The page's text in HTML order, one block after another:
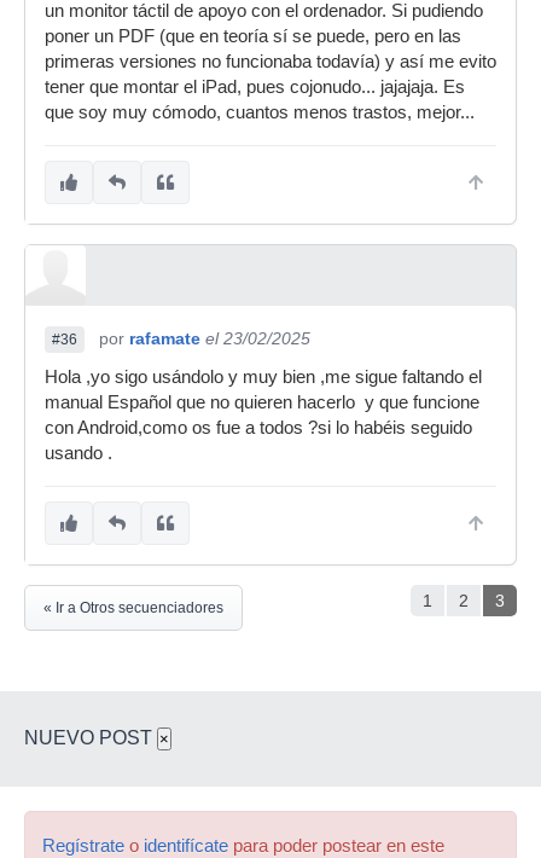
un monitor táctil de apoyo con el ordenador. Si pudiendo
poner un PDF (que en teoría sí se puede, pero en las
primeras versiones no funcionaba todavía) y así me evito
tener que montar el iPad, pues cojonudo... jajajaja. Es
que soy muy cómodo, cuantos menos trastos, mejor...
#36 por rafamate el 23/02/2025
Hola ,yo sigo usándolo y muy bien ,me sigue faltando el
manual Español que no quieren hacerlo y que funcione
con Android,como os fue a todos ?si lo habéis seguido
usando .
1 2 3
« Ir a Otros secuenciadores
NUEVO POST ×
Regístrate o identifícate para poder postear en este